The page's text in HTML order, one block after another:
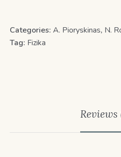
Categories: A. Pioryskinas, N.
Tag: Fizika
Reviews